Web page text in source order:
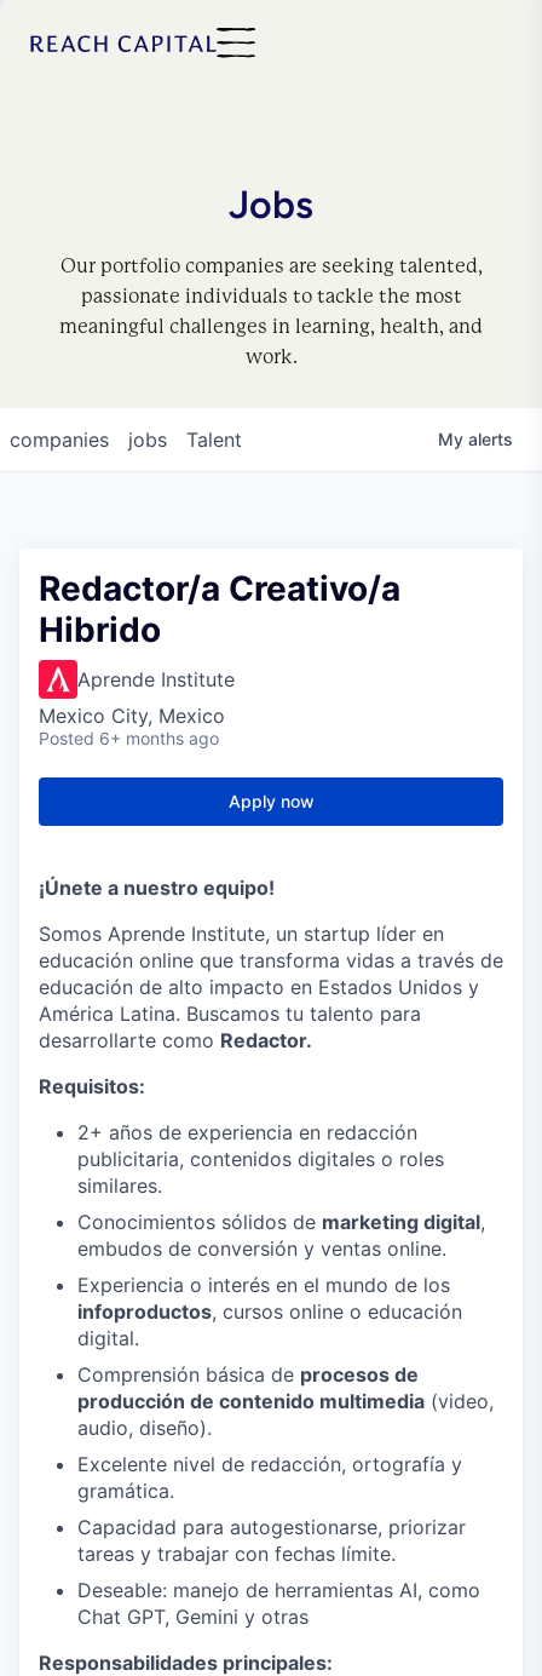
Jobs
Our portfolio companies are seeking talented,
passionate individuals to tackle the most
meaningful challenges in learning, health, and
work.
jobs
companies Talent My alerts
Redactor/a Creativo/a
Hibrido
Aprende Institute
Mexico City, Mexico
Posted 6+ months ago
Apply now
¡Únete a nuestro equipo!
Somos Aprende Institute, un startup líder en
educación online que transforma vidas a través de
educación de alto impacto en Estados Unidos y
América Latina. Buscamos tu talento para
desarrollarte como Redactor.
Requisitos:
2+ años de experiencia en redacción
publicitaria, contenidos digitales o roles
similares.
Conocimientos sólidos de marketing digital,
embudos de conversión y ventas online.
Experiencia o interés en el mundo de los
infoproductos, cursos online o educación
digital.
Comprensión básica de procesos de
producción de contenido multimedia (video,
audio, diseño).
Excelente nivel de redacción, ortografía y
gramática.
Capacidad para autogestionarse, priorizar
tareas y trabajar con fechas límite.
Deseable: manejo de herramientas AI, como
Chat GPT, Gemini y otras
Responsabilidades principales: